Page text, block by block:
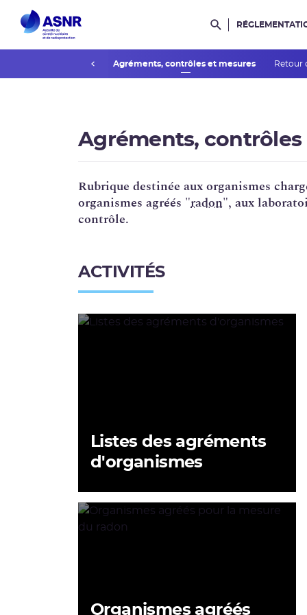
Rechercher dans
radioactives Agréments, contrôles et mesures Retour
Agréments, contrôles
Rubrique destinée aux organismes
organismes agréés "radon", aux
contrôle.
ACTIVITÉS
Listes des agréments
d'organismes
Organismes agréés